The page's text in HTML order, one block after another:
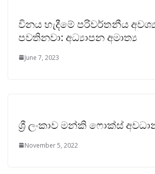
විනය හැදීමේ පරිවර්තනීය
පවතිනවා: අධ්‍යාපන අමාත්‍ය
June 7, 2023
ශ්‍රී ලංකාව මන්කි ෆොක්ස්
November 5, 2022